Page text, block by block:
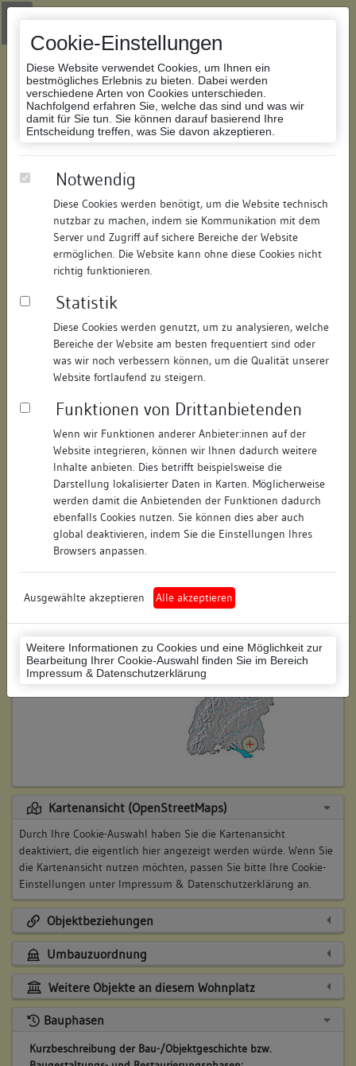
Cookie-Einstellungen
Diese Website verwendet Cookies, um Ihnen ein
bestmögliches Erlebnis zu bieten. Dabei werden
verschiedene Arten von Cookies unterschieden.
Nachfolgend erfahren Sie, welche das sind und was wir
damit für Sie tun. Sie können darauf basierend Ihre
Entscheidung treffen, was Sie davon akzeptieren.
Notwendig
Diese Cookies werden benötigt, um die Website technisch
nutzbar zu machen, indem sie Kommunikation mit dem
Server und Zugriff auf sichere Bereiche der Website
ermöglichen. Die Website kann ohne diese Cookies nicht
richtig funktionieren.
Statistik
Diese Cookies werden genutzt, um zu analysieren, welche
Bereiche der Website am besten frequentiert sind oder
was wir noch verbessern können, um die Qualität unserer
Website fortlaufend zu steigern.
Funktionen von Drittanbietenden
Wenn wir Funktionen anderer Anbieter:innen auf der
Website integrieren, können wir Ihnen dadurch weitere
Inhalte anbieten. Dies betrifft beispielsweise die
Darstellung lokalisierter Daten in Karten. Möglicherweise
werden damit die Anbietenden der Funktionen dadurch
ebenfalls Cookies nutzen. Sie können dies aber auch
global deaktivieren, indem Sie die Einstellungen Ihres
Browsers anpassen.
Ausgewählte akzeptieren Alle akzeptieren
Weitere Informationen zu Cookies und eine Möglichkeit zur
Bearbeitung Ihrer Cookie-Auswahl finden Sie im Bereich
Impressum & Datenschutzerklärung
Zur Navigation springen
Zum Inhalt der Website springen
Datenbank Bauforschung/Restaurierung
173073735819/Datum:29.04.2015
Datenbestand:
Bauforschung
Als PDF herunterladen:
Objektdaten
Straße: Bachstraße
Hausnummer: 57
Postleitzahl: 88212
Stadt-Teilort: Ravensburg
Regierungsbezirk: Tübingen
Ravensburg (Landkreis)
Wohnplatzschlüssel: 8436064109
Flurstücknummer: keine
Historischer Straßenname: keiner
Lage des Wohnplatzes:
Kartenansicht (OpenStreetMaps)
Durch Ihre Cookie-Auswahl haben Sie die Kartenansicht
deaktiviert, die eigentlich hier angezeigt werden würde. Wenn Sie
die Kartenansicht nutzen möchten, passen Sie bitte Ihre Cookie-
Einstellungen unter Impressum & Datenschutzerklärung an.
Objektbeziehungen
Umbauzuordnung
Weitere Objekte an diesem Wohnplatz
Bauphasen
Kurzbeschreibung der Bau-/Objektgeschichte bzw.